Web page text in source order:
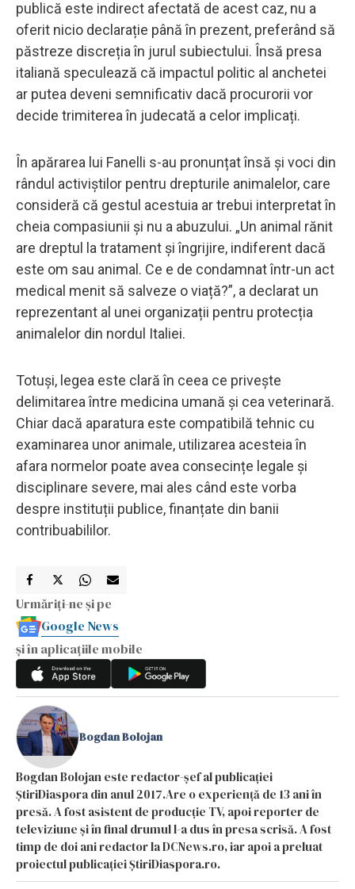
publică este indirect afectată de acest caz, nu a
oferit nicio declarație până în prezent, preferând să
păstreze discreția în jurul subiectului. Însă presa
italiană speculează că impactul politic al anchetei
ar putea deveni semnificativ dacă procurorii vor
decide trimiterea în judecată a celor implicați.
În apărarea lui Fanelli s-au pronunțat însă și voci din
rândul activiștilor pentru drepturile animalelor, care
consideră că gestul acestuia ar trebui interpretat în
cheia compasiunii și nu a abuzului. „Un animal rănit
are dreptul la tratament și îngrijire, indiferent dacă
este om sau animal. Ce e de condamnat într-un act
medical menit să salveze o viață?”, a declarat un
reprezentant al unei organizații pentru protecția
animalelor din nordul Italiei.
Totuși, legea este clară în ceea ce privește
delimitarea între medicina umană și cea veterinară.
Chiar dacă aparatura este compatibilă tehnic cu
examinarea unor animale, utilizarea acesteia în
afara normelor poate avea consecințe legale și
disciplinare severe, mai ales când este vorba
despre instituții publice, finanțate din banii
contribuabililor.
Urmăriți-ne și pe
Google News
și în aplicațiile mobile
Bogdan Bolojan
Bogdan Bolojan este redactor-șef al publicației
ȘtiriDiaspora din anul 2017.Are o experiență de 13 ani în
presă. A fost asistent de producție TV, apoi reporter de
televiziune și în final drumul l-a dus în presa scrisă. A fost
timp de doi ani redactor la DCNews.ro, iar apoi a preluat
proiectul publicației ȘtiriDiaspora.ro.